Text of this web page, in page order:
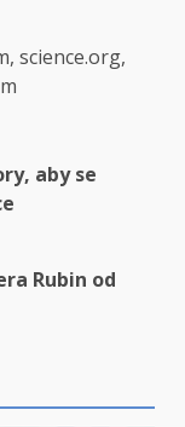
science.org,
aby se
Rubin od